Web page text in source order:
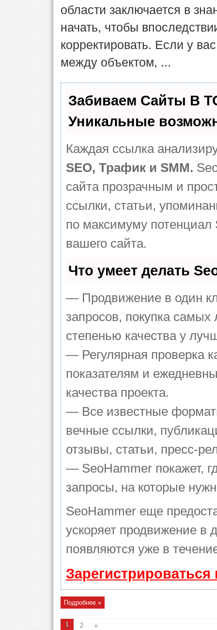
обла­сти заключается в
начать, чтобы
корректировать. Если у
между объектом, ...
Забиваем Сайты В
Уникальные
Каждая ссылка
SEO, Трафик и SMM.
сайта прозрачным и
ссылки, статьи,
по максимуму
вашего сайта.
Что умеет делать
— Продвижение в один
запросов, покупка
степенью качества у
— Регулярная проверка
показателям и
качества проекта.
— Все известные
вечные ссылки,
отзывы, статьи, пресс-
— SeoHammer покажет,
запросы, на которые
SeoHammer еще
ускоряет продвижение в
появляются уже в
Подробнее »
1 2 »